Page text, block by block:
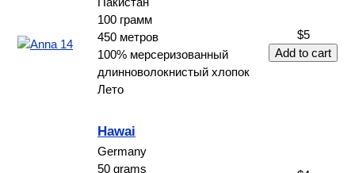
100 грамм
450 метров
100% мерсеризованный
длинноволокнистый хлопок
Лето
$5
Hawai
Germany
50 grams